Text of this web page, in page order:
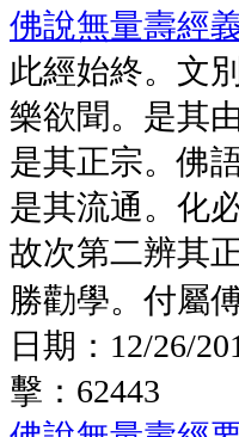
佛說無量壽經
此經始終。文
樂欲聞。是其
是其正宗。佛
是其流通。化
故次第二辨其
勝勸學。付屬
日期： 12/26/
擊： 62443